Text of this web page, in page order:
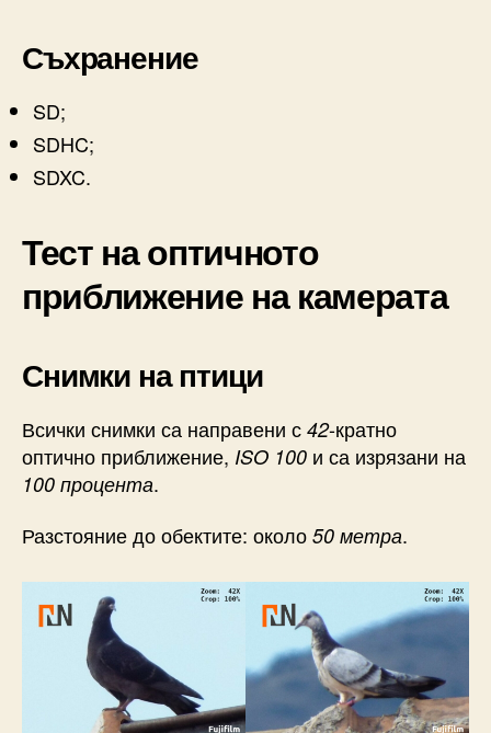
Съхранение
SD;
SDHC;
SDXC.
Тест на оптичното
приближение на камерата
Снимки на птици
Всички снимки са направени с 42-кратно
оптично приближение, ISO 100 и са изрязани на
100 процента.
Разстояние до обектите: около 50 метра.